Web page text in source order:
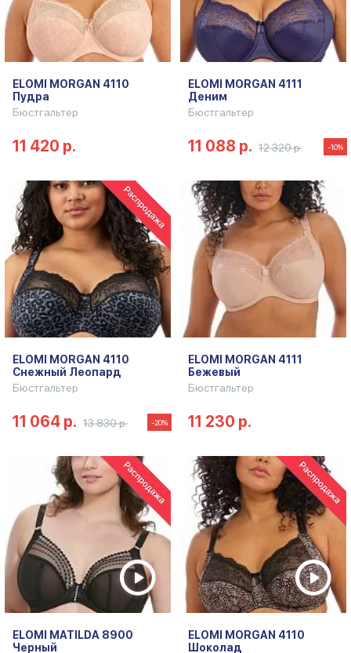
ELOMI MORGAN 4110
Пудра
Бюстгальтер
11 420 р.
ELOMI MORGAN 4111
Деним
Бюстгальтер
11 088 р. 12 320 р. -10%
ELOMI MORGAN 4110
Снежный Леопард
Бюстгальтер
11 064 р. 13 830 р. -20%
ELOMI MORGAN 4111
Бежевый
Бюстгальтер
11 230 р.
ELOMI MATILDA 8900
Черный
ELOMI MORGAN 4110
Шоколад